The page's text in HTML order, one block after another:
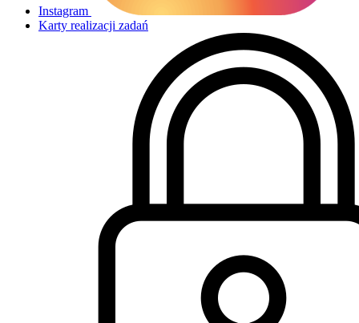
Instagram
Karty realizacji zadań